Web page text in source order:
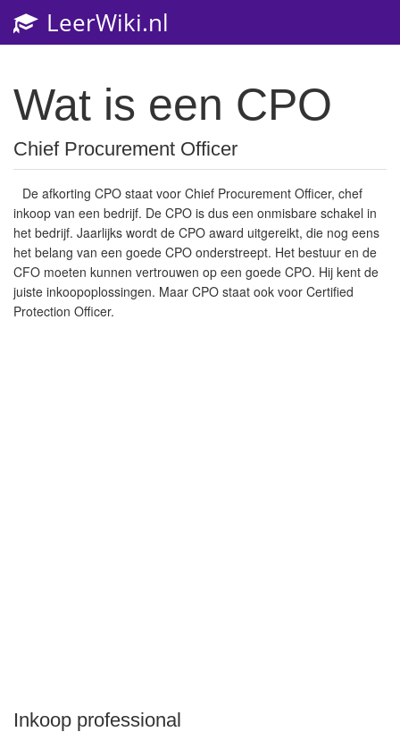
LeerWiki.nl
Wat is een CPO
Chief Procurement Officer
De afkorting CPO staat voor Chief Procurement Officer, chef
inkoop van een bedrijf. De CPO is dus een onmisbare schakel in
het bedrijf. Jaarlijks wordt de CPO award uitgereikt, die nog eens
het belang van een goede CPO onderstreept. Het bestuur en de
CFO moeten kunnen vertrouwen op een goede CPO. Hij kent de
juiste inkoopoplossingen. Maar CPO staat ook voor Certified
Protection Officer.
Inkoop professional